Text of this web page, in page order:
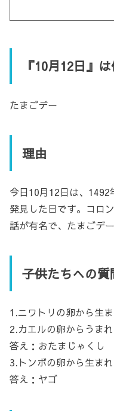
『10月12日』
たまごデー
理由
今日10月12日は、1492
発見した日です。コロ
話が有名で、たまごデ
子供たちへの質
1.ニワトリの卵から生
2.カエルの卵からうま
答え：おたまじゃくし
3.トンボの卵から生ま
答え：ヤゴ